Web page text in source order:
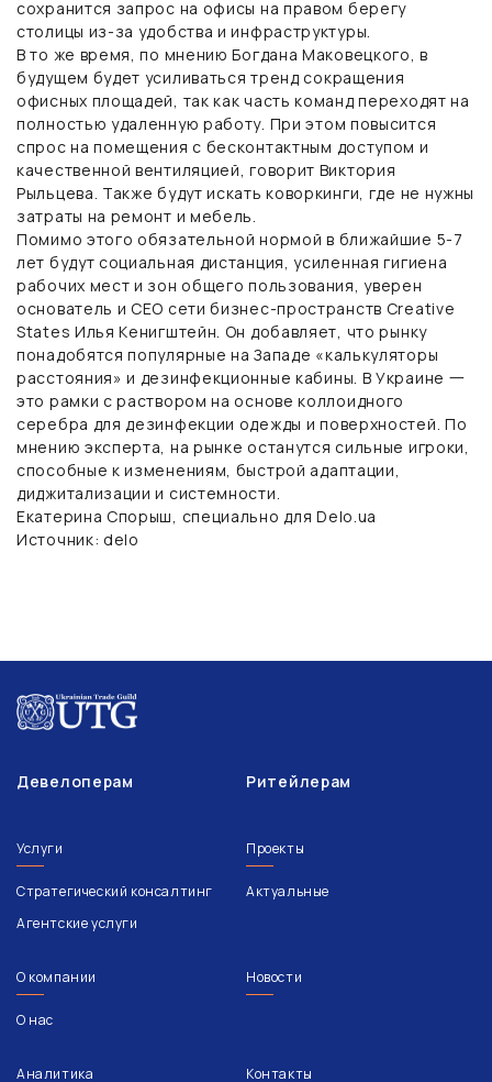
сохранится запрос на офисы на правом берегу
столицы из-за удобства и инфраструктуры.
В то же время, по мнению Богдана Маковецкого, в
будущем будет усиливаться тренд сокращения
офисных площадей, так как часть команд переходят на
полностью удаленную работу. При этом повысится
спрос на помещения с бесконтактным доступом и
качественной вентиляцией, говорит Виктория
Рыльцева. Также будут искать коворкинги, где не нужны
затраты на ремонт и мебель.
Помимо этого обязательной нормой в ближайшие 5-7
лет будут социальная дистанция, усиленная гигиена
рабочих мест и зон общего пользования, уверен
основатель и СЕО сети бизнес-пространств Creative
States Илья Кенигштейн. Он добавляет, что рынку
понадобятся популярные на Западе «калькуляторы
расстояния» и дезинфекционные кабины. В Украине 一
это рамки с раствором на основе коллоидного
серебра для дезинфекции одежды и поверхностей. По
мнению эксперта, на рынке останутся сильные игроки,
способные к изменениям, быстрой адаптации,
диджитализации и системности.
Екатерина Спорыш, специально для Delo.ua
Источник: delo
Девелоперам Ритейлерам
Услуги
Стратегический консалтинг
Агентские услуги
Проекты
Актуальные
О компании
О нас
Новости
Аналитика Контакты